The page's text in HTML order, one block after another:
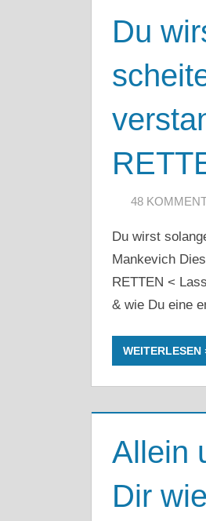
Du
20. MAI 2020
48
Du wirst
Mankevich
RETTEN <
& wie Du eine
WEITERLESEN
Allein
Dir